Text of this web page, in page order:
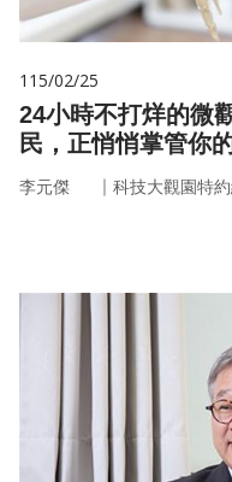
115/02/25
24小時不打烊的微
民，正悄悄掌管你
李元傑 ｜ 科技大觀園特